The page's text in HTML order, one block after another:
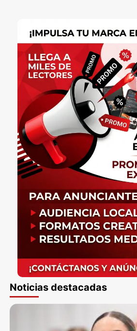
Noticias destacadas